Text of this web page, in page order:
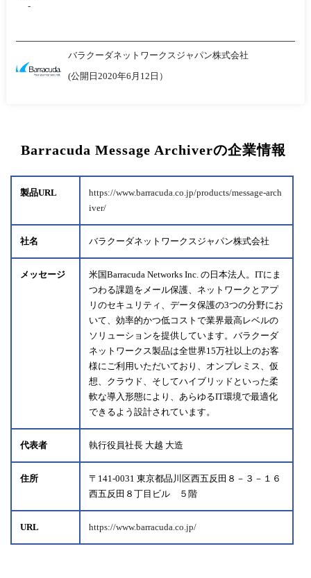
-
バラクーダネットワークスジャパン株式会社
(公開日2020年6月12日）
Barracuda Message Archiverの企業情報
製品URL
https://www.barracuda.co.jp/products/message-arch
iver/
社名 バラクーダネットワークスジャパン株式会社
メッセージ
米国Barracuda Networks Inc. の日本法人。ITにま
つわる課題をメール保護、ネットワークとアプ
リのセキュリティ、データ保護の3つの分野にお
いて、効率的かつ低コストで業界最高レベルの
ソリューションを提供しています。バラクーダ
ネットワークス製品は全世界15万社以上のお客
様にご利用いただいており、オンプレミス、仮
想、クラウド、そしてハイブリッドといった柔
軟な導入形態により、あらゆるIT環境で最適化
できるよう設計されています。
代表者 執行役員社長 大越 大造
住所
〒141-0031 東京都品川区西五反田８－３－１６
西五反田８丁目ビル ５階
URL https://www.barracuda.co.jp/